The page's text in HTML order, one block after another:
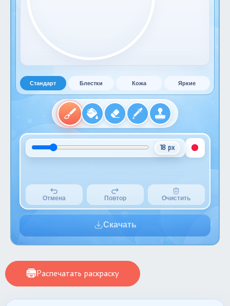
Стандарт Блестки Кожа Яркие
18 px
Отмена Повтор Очистить
Скачать
Распечатать раскраску